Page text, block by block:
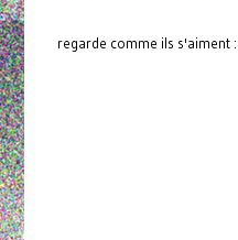
regarde comme ils s'aiment :